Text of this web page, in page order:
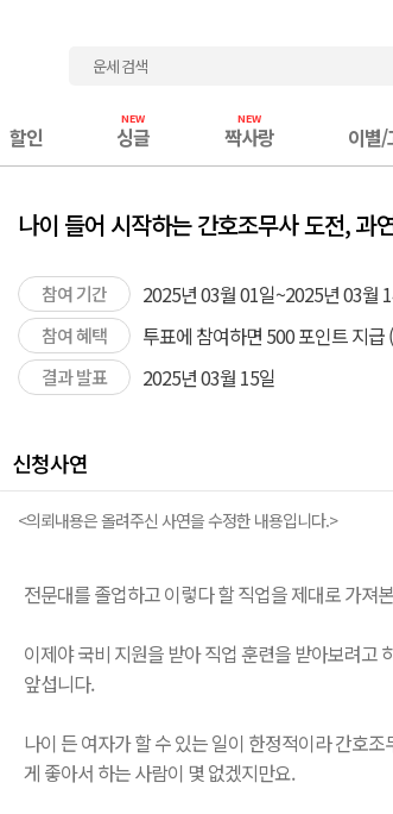
할인 싱글 짝사랑 이별/
나이 들어 시작하는 간호조무사 도전, 과
참여 기간 2025년 03월 01일~2025년 03월
참여 혜택 투표에 참여하면 500 포인트 지
결과 발표 2025년 03월 15일
신청사연
<의뢰내용은 올려주신 사연을 수정한 내용입니다.>
전문대를 졸업하고 이렇다 할 직업을 제대로 가져
이제야 국비 지원을 받아 직업 훈련을 받아보려고
앞섭니다.
나이 든 여자가 할 수 있는 일이 한정적이라 간호
게 좋아서 하는 사람이 몇 없겠지만요.